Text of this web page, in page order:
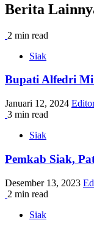
Berita
2 min read
Siak
Bupati Alfedri
Januari 12, 2024
3 min read
Siak
Pemkab Siak,
Desember 13, 2023
2 min read
Siak